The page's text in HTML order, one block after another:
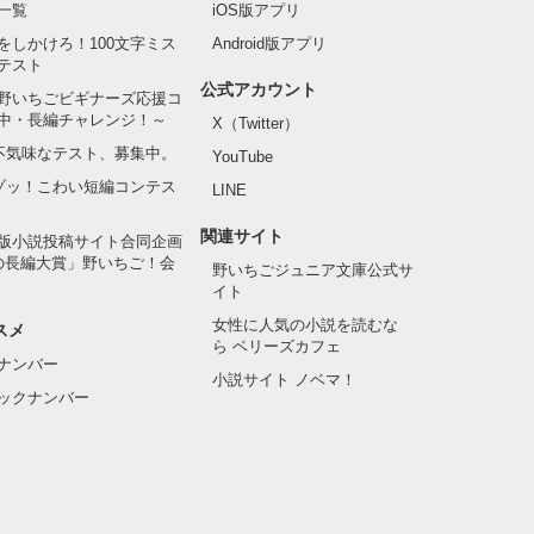
覧
しかけろ！100文字ミス
スト
いちごビギナーズ応援コ
・長編チャレンジ！～
味なテスト、募集中。
ッ！こわい短編コンテス
小説投稿サイト合同企画
長編大賞」野いちご！会
メ
ンバー
クナンバー
iOS版アプリ
Android版アプリ
公式アカウント
X（Twitter）
YouTube
LINE
関連サイト
野いちごジュニア文庫公式サ
イト
女性に人気の小説を読むな
ら ベリーズカフェ
小説サイト ノベマ！